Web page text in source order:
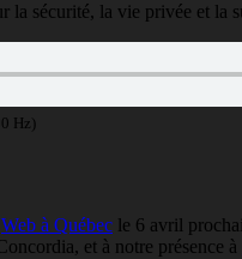
sécurité, la vie privée et
Hz)
Web à Québec le 6 avril
et à notre présence à